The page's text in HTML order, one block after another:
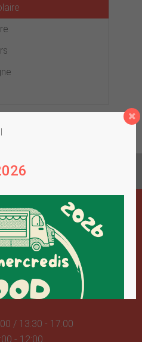
MAIRIE
PLACE
de Tavel
Mars 1962
TAVEL
/ 13:30 - 17:00
- 12:00